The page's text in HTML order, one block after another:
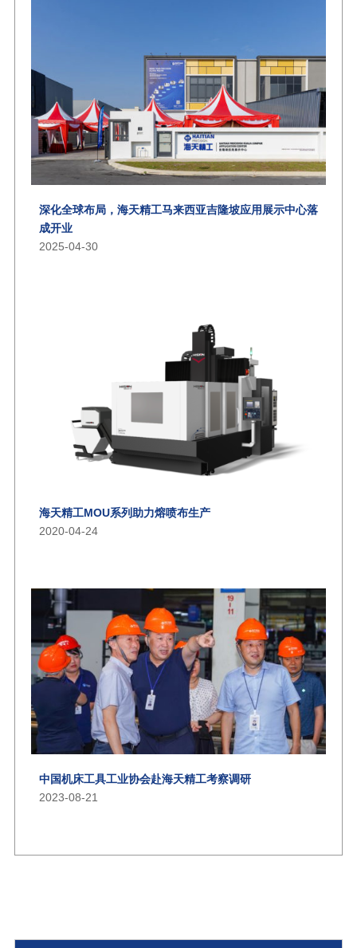
深化全球布局，海天精工马来西亚吉隆坡应用展示中心落
成开业
2025-04-30
海天精工MOU系列助力熔喷布生产
2020-04-24
中国机床工具工业协会赴海天精工考察调研
2023-08-21